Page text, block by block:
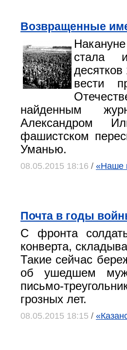
Возвращенные
стала
вести
найденным
Александром
фашистском
Уманью.
08.05.2015 18:16 / «Наше
Почта в годы
С фронта
конверта,
Такие сейчас
об ушедшем
письмо-
грозных лет.
08.05.2015 18:15 /